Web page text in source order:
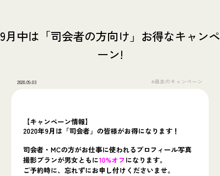
9月中は「司会者の方向け」お得なキャンペ
ーン!
2020.09.03 #過去のキャンペーン
【キャンペーン情報】
2020年9月は「司会者」の皆様がお得になります！
司会者・MCの方がお仕事に使われるプロフィール写真
撮影プランが男女ともに10%オフ になります。
ご予約時に、忘れずにお申し付けくださいませ。